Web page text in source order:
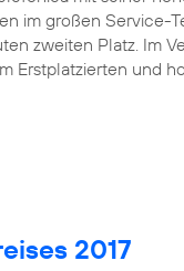
im großen Service-
zweiten Platz. Im
Erstplatzierten und
2017